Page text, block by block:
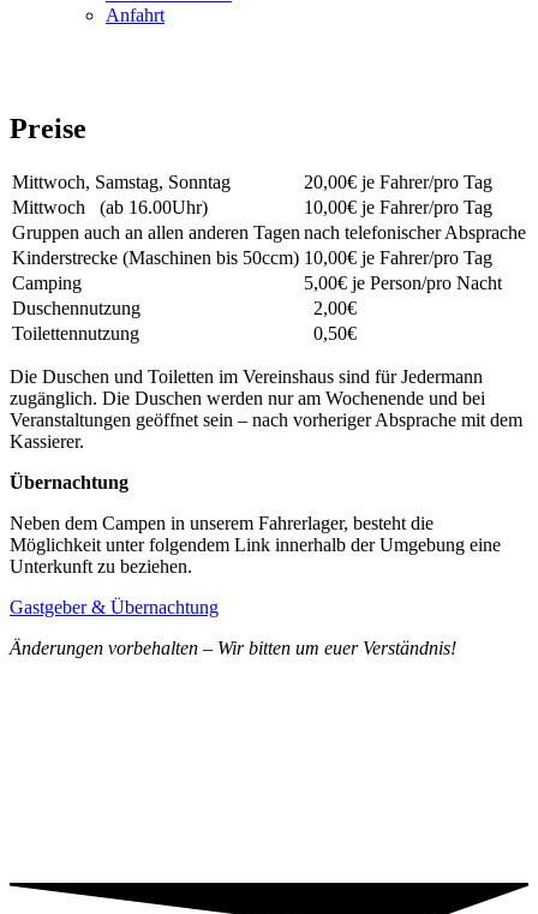
Anfahrt
Preise
Mittwoch, Samstag, Sonntag
20,00€ je Fahrer/pro Tag
Mittwoch (ab 16.00Uhr)
10,00€ je Fahrer/pro Tag
Gruppen auch an allen anderen Tagen nach telefonischer Absprache
Kinderstrecke (Maschinen bis 50ccm) 10,00€ je Fahrer/pro Tag
Camping
5,00€ je Person/pro Nacht
Duschennutzung
2,00€
Toilettennutzung
0,50€
Die Duschen und Toiletten im Vereinshaus sind für Jedermann
zugänglich. Die Duschen werden nur am Wochenende und bei
Veranstaltungen geöffnet sein – nach vorheriger Absprache mit dem
Kassierer.
Übernachtung
Neben dem Campen in unserem Fahrerlager, besteht die
Möglichkeit unter folgendem Link innerhalb der Umgebung eine
Unterkunft zu beziehen.
Gastgeber & Übernachtung
Änderungen vorbehalten – Wir bitten um euer Verständnis!